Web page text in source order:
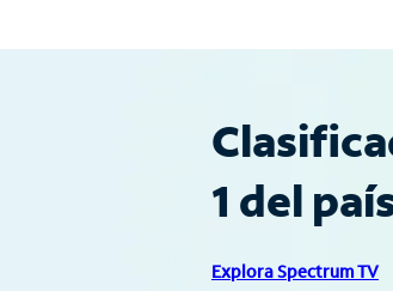
1 del
Explora Spectrum TV